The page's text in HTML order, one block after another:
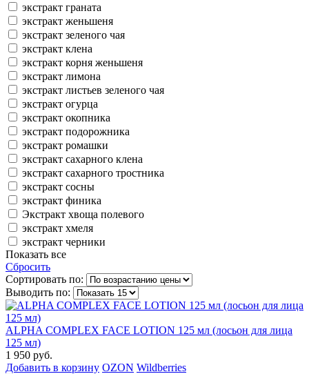
экстракт граната
экстракт женьшеня
экстракт зеленого чая
экстракт клена
экстракт корня женьшеня
экстракт лимона
экстракт листьев зеленого чая
экстракт огурца
экстракт окопника
экстракт подорожника
экстракт ромашки
экстракт сахарного клена
экстракт сахарного тростника
экстракт сосны
экстракт финика
Экстракт хвоща полевого
экстракт хмеля
экстракт черники
Показать все
Сбросить
Сортировать по:
Выводить по:
ALPHA COMPLEX FACE LOTION 125 мл (лосьон для лица
125 мл)
1 950 руб.
Добавить в корзину OZON Wildberries